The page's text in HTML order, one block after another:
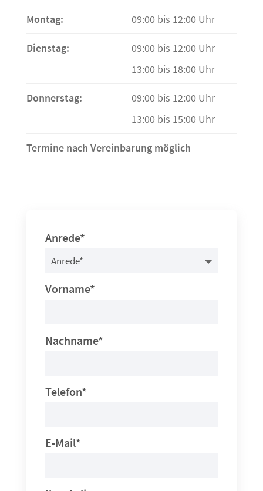
Montag: 09:00 bis 12:00 Uhr
Dienstag:
09:00 bis 12:00 Uhr
13:00 bis 18:00 Uhr
Donnerstag:
09:00 bis 12:00 Uhr
13:00 bis 15:00 Uhr
Termine nach Vereinbarung möglich
Anrede*
Vorname*
Nachname*
Telefon*
E-Mail*